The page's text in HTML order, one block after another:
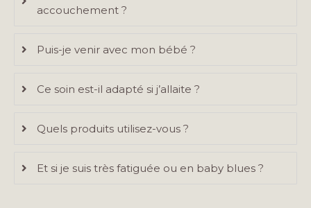
accouchement ?
Puis-je venir avec mon bébé ?
Ce soin est-il adapté si j’allaite ?
Quels produits utilisez-vous ?
Et si je suis très fatiguée ou en baby blues ?